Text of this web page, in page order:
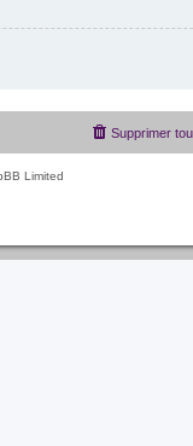
Supprimer
Limited